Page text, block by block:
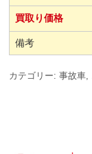
買取り価格
備考
カテゴリー:事故車